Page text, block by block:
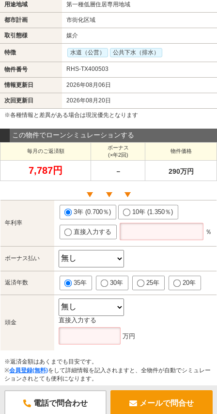
用途地域 第一種低層住居専用地域
都市計画 市街化区域
取引態様 媒介
特徴 水道（公営） 公共下水（排水）
物件番号 RHS-TX400503
情報更新日 2026年08月06日
次回更新日 2026年08月20日
※各種情報と差異がある場合は現況優先となります
この物件でローンシミュレーションする
毎月のご返済額
ボーナス
(×年2回)
物件価格
7,787円 － 290万円
年利率
3年 (0.700％) 10年 (1.350％)
直接入力する ％
ボーナス払い
返済年数 35年 30年 25年 20年
頭金 直接入力する
万円
※返済金額はあくまでも目安です。
※会員登録(無料)をして詳細情報を記入されますと、全物件が自動でシミュレー
ションされとても便利になります。
電話で問合わせ メールで問合せ